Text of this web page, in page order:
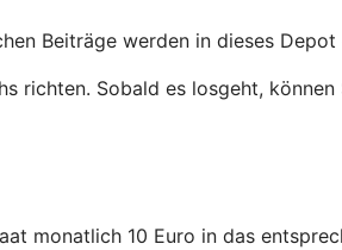
Beiträge werden in dieses Depot
richten. Sobald es losgeht,
monatlich 10 Euro in das